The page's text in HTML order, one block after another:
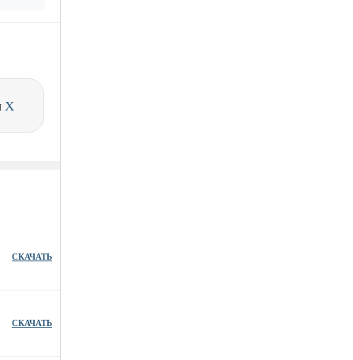
X
СКАЧАТЬ
СКАЧАТЬ